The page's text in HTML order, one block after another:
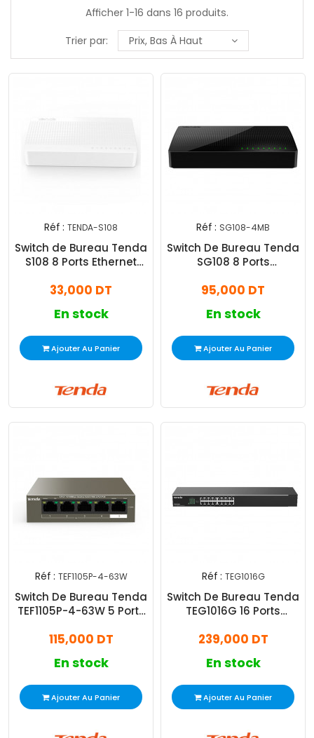
Afficher 1-16 dans 16 produits.
Trier par:
Prix, Bas À Haut
Réf : TENDA-S108
Switch de Bureau Tenda
S108 8 Ports Ethernet
33,000 DT
En stock
Ajouter Au Panier
Réf : SG108-4MB
Switch De Bureau Tenda
SG108 8 Ports
95,000 DT
En stock
Ajouter Au Panier
Réf : TEF1105P-4-63W
Switch De Bureau Tenda
TEF1105P-4-63W 5 Ports
115,000 DT
En stock
Ajouter Au Panier
Réf : TEG1016G
Switch De Bureau Tenda
TEG1016G 16 Ports
239,000 DT
En stock
Ajouter Au Panier